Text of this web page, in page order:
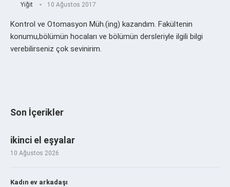
Yiğit 10 Ağustos 2017
Kontrol ve Otomasyon Müh.(ing) kazandım. Fakültenin
konumu,bölümün hocaları ve bölümün dersleriyle ilgili bilgi
verebilirseniz çok sevinirim.
Son İçerikler
ikinci el eşyalar
10 Ağustos 2026
Kadın ev arkadaşı